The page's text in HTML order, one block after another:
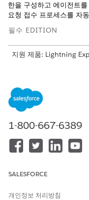
한을 구성하고 에이전트
요청 접수 프로세스를 자
필수 EDITION
지원 제품: Lightning
Agentforce 은행 서비
Agentforce 은행 서비
에 대한 필드 수준 보
은행 문의를 지원합니
성화합니다.
한 구성
트에게 은행 서비스 요
1-800-667-6389
SALESFORCE
개인정보 처리방침